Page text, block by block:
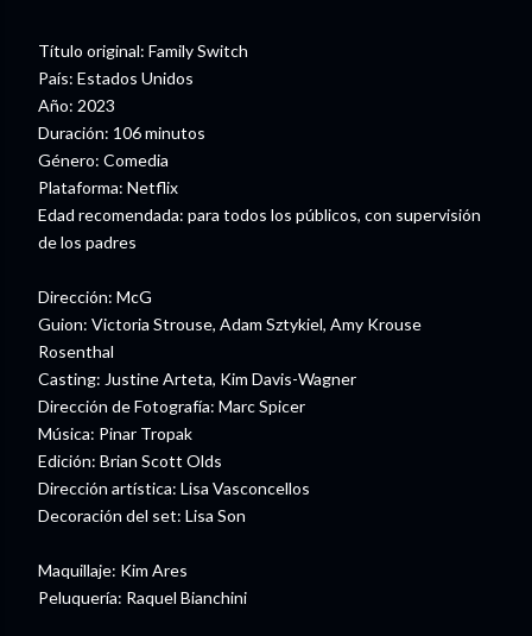
Título original: Family Switch
País: Estados Unidos
Año: 2023
Duración: 106 minutos
Género: Comedia
Plataforma: Netflix
Edad recomendada: para todos los públicos, con supervisión
de los padres
Dirección: McG
Guion: Victoria Strouse, Adam Sztykiel, Amy Krouse
Rosenthal
Casting: Justine Arteta, Kim Davis-Wagner
Dirección de Fotografía: Marc Spicer
Música: Pinar Tropak
Edición: Brian Scott Olds
Dirección artística: Lisa Vasconcellos
Decoración del set: Lisa Son
Maquillaje: Kim Ares
Peluquería: Raquel Bianchini